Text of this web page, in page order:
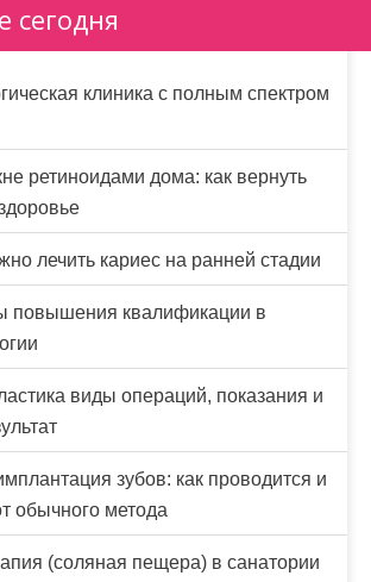
сегодня
клиника с полным спектром
ретиноидами дома: как вернуть
лечить кариес на ранней стадии
повышения квалификации в
виды операций, показания и
зубов: как проводится и
обычного метода
(соляная пещера) в санатории